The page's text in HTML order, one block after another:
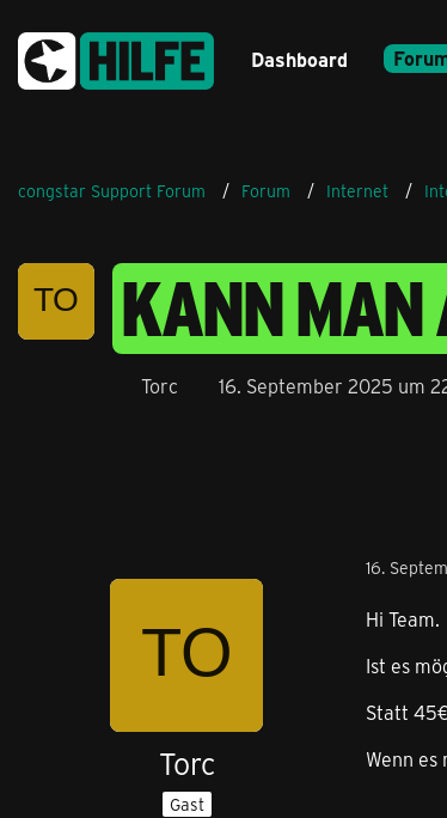
Dashboard
congstar Support Forum Forum Internet
KANN MAN
Torc 16. September 2025 um
Torc
Gast
16.
Hi Team.
Ist es
Statt
Wenn